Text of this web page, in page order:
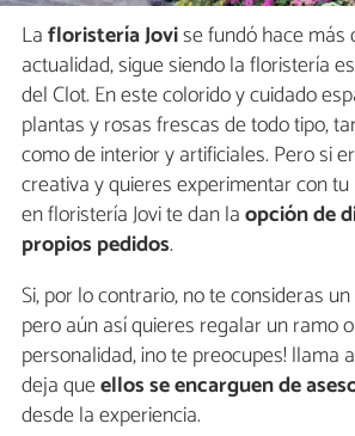
Lafloristería Jovise fundó hace más
actualidad, sigue siendo la floristería
del Clot. En este colorido y cuidado
plantas y rosas frescas de todo tipo,
como de interior y artificiales. Pero si
creativa y quieres experimentar con
en floristería Jovi te dan laopción de
propios pedidos.
Si, por lo contrario, no te consideras
pero aún así quieres regalar un ramo
personalidad, ¡no te preocupes! llama
deja queellos se encarguen de
desde la experiencia.